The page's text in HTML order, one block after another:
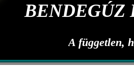
BENDEGÚZ
A független,